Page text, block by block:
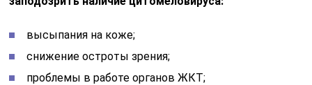
высыпания на коже;
снижение остроты зрения;
проблемы в работе органов ЖКТ;